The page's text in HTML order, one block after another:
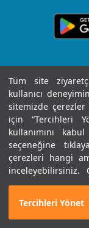
Tüm site
kullanıcı
sitemizde çerezler
için “Tercihleri
kullanımını
seçeneğine
çerezleri hangi
inceleyebilirsiniz.
Tercihleri Yönet
E-
Ödüllerimiz
Belgesi
Sertifika &
Haberler ve
Gaziantep
Tüm
Tüm Hakları
bilgilendirme
doktorunuza
Son